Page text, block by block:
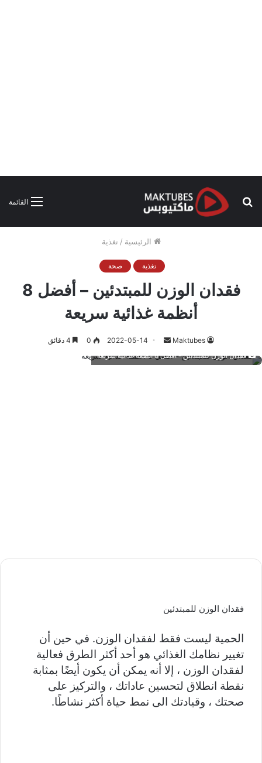
القائمة
بحث
الرئيسية / تغذية
تغذية صحة
فقدان الوزن للمبتدئين – أفضل 8
أنظمة غذائية سريعة
Maktubes
أرسل
إلكترونيا
2022-05-14
0
فقدان الوزن للمبتدئين - أفضل 8 أنظمة غذائية سريعة
فقدان الوزن للمبتدئين
الحمية ليست فقط لفقدان الوزن. في حين أن
تغيير نظامك الغذائي هو أحد أكثر الطرق فعالية
لفقدان الوزن ، إلا أنه يمكن أن يكون أيضًا بمثابة
نقطة انطلاق لتحسين عاداتك ، والتركيز على
صحتك ، وقيادتك الى نمط حياة أكثر نشاطًا.